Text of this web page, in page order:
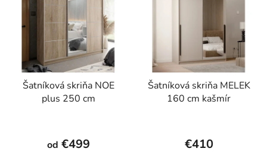
Šatníková skriňa NOE
plus 250 cm
od €499
Šatníková skriňa MELEK
160 cm kašmír
€410